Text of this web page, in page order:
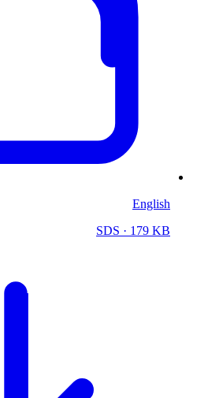
English
SDS · 179 KB